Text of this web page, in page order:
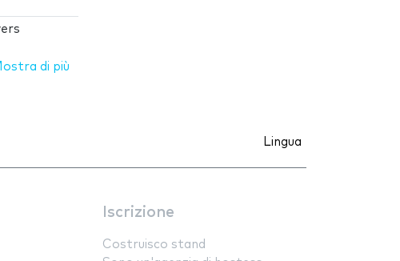
di più
Lingua
Iscrizione
Costruisco stand